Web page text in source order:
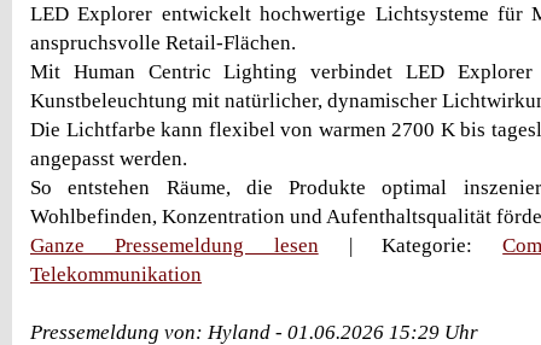
LED Explorer entwickelt hochwertige Lichtsysteme für
anspruchsvolle Retail-Flächen.
Mit Human Centric Lighting verbindet LED Explorer
Kunstbeleuchtung mit natürlicher, dynamischer
Die Lichtfarbe kann flexibel von warmen 2700 K bis
angepasst werden.
So entstehen Räume, die Produkte optimal
Wohlbefinden, Konzentration und Aufenthaltsqualität
Ganze Pressemeldung lesen| Kategorie:
Telekommunikation
Pressemeldung von: Hyland - 01.06.2026 15:29 Uhr